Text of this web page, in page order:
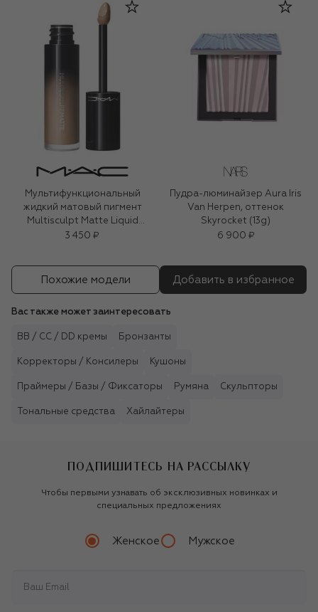
Мультифункциональный
жидкий матовый пигмент
Multisculpt Matte Liquid
Colour, оттенок Omega (4,5ml)
3 450 ₽
Пудра-люминайзер Aura Iris
Van Herpen, оттенок
Skyrocket (13g)
6 900 ₽
Похожие модели Добавить в избранное
Вас также может заинтересовать
BB / CC / DD кремы Бронзанты
Корректоры / Консилеры Кушоны
Праймеры / Базы / Фиксаторы Румяна Скульпторы
Тональные средства Хайлайтеры
ПОДПИШИТЕСЬ НА РАССЫЛКУ
Чтобы первыми узнавать об эксклюзивных новинках и
специальных предложениях
Женское Мужское